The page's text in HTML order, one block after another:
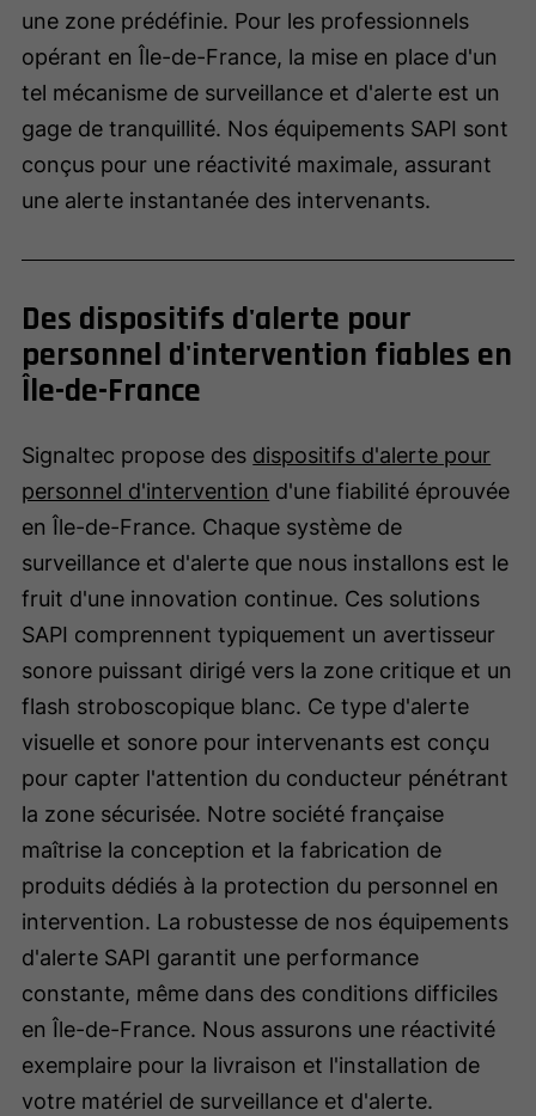
une zone prédéfinie. Pour les professionnels
opérant en Île-de-France, la mise en place d'un
tel mécanisme de surveillance et d'alerte est un
gage de tranquillité. Nos équipements SAPI sont
conçus pour une réactivité maximale, assurant
une alerte instantanée des intervenants.
Des dispositifs d'alerte pour
personnel d'intervention fiables en
Île-de-France
Signaltec propose des dispositifs d'alerte pour
personnel d'intervention d'une fiabilité éprouvée
en Île-de-France. Chaque système de
surveillance et d'alerte que nous installons est le
fruit d'une innovation continue. Ces solutions
SAPI comprennent typiquement un avertisseur
sonore puissant dirigé vers la zone critique et un
flash stroboscopique blanc. Ce type d'alerte
visuelle et sonore pour intervenants est conçu
pour capter l'attention du conducteur pénétrant
la zone sécurisée. Notre société française
maîtrise la conception et la fabrication de
produits dédiés à la protection du personnel en
intervention. La robustesse de nos équipements
d'alerte SAPI garantit une performance
constante, même dans des conditions difficiles
en Île-de-France. Nous assurons une réactivité
exemplaire pour la livraison et l'installation de
votre matériel de surveillance et d'alerte.